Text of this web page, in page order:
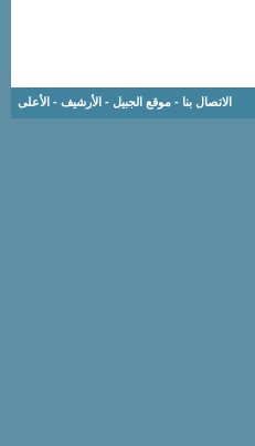
الاتصال بنا - موقع الجبيل - الأرشيف - الأعلى